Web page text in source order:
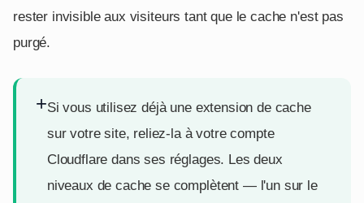
rester invisible aux visiteurs tant que le cache n'est pas
purgé.
+Si vous utilisez déjà une extension de cache
sur votre site, reliez-la à votre compte
Cloudflare dans ses réglages. Les deux
niveaux de cache se complètent — l'un sur le